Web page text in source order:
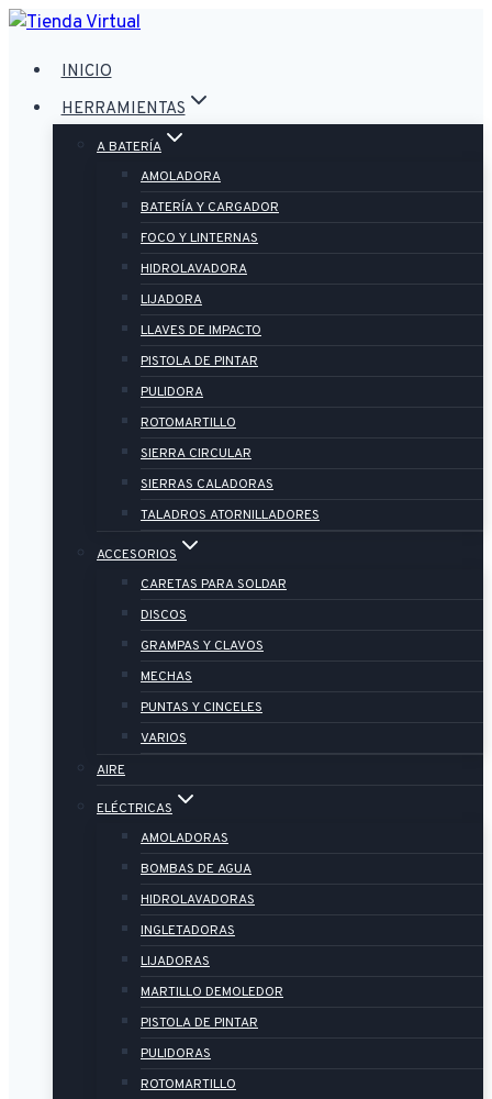
Saltar
contenido
INICIO
HERRAMIENTAS
A BATERÍA
AMOLADORA
BATERÍA Y CARGADOR
FOCO Y LINTERNAS
HIDROLAVADORA
LIJADORA
LLAVES DE IMPACTO
PISTOLA DE PINTAR
PULIDORA
ROTOMARTILLO
SIERRA CIRCULAR
SIERRAS CALADORAS
TALADROS ATORNILLADORES
ACCESORIOS
CARETAS PARA SOLDAR
DISCOS
GRAMPAS Y CLAVOS
MECHAS
PUNTAS Y CINCELES
VARIOS
AIRE
ELÉCTRICAS
AMOLADORAS
BOMBAS DE AGUA
HIDROLAVADORAS
INGLETADORAS
LIJADORAS
MARTILLO DEMOLEDOR
PISTOLA DE PINTAR
PULIDORAS
ROTOMARTILLO